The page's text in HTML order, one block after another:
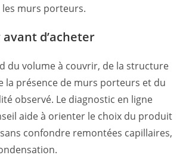
murs porteurs.
d’acheter
du volume à couvrir, de la structure
la présence de murs porteurs et du
observé. Le diagnostic en ligne
aide à orienter le choix du produit
confondre remontées capillaires,